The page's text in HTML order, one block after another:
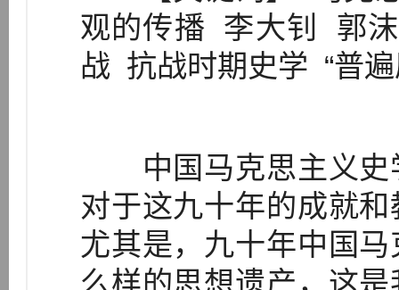
观的传播 李大钊 郭
战 抗战时期史学 “普
中国马克思主义史
对于这九十年的成就
尤其是，九十年中国
么样的思想遗产，这